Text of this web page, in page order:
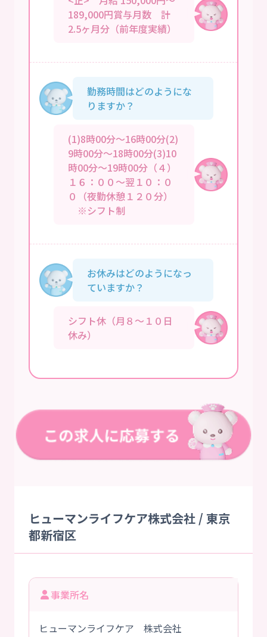
189,000円賞与月数 計
2.5ヶ月分（前年度実績）
勤務時間はどのようにな
りますか？
(1)8時00分～16時00分(2)
9時00分～18時00分(3)10
時00分～19時00分（４）
１６：００～翌１０：０
０（夜勤休憩１２０分）
※シフト制
お休みはどのようになっ
ていますか？
シフト休（月８～１０日
休み）
ヒューマンライフケア株式会社 / 東京
都新宿区
事業所名
ヒューマンライフケア 株式会社